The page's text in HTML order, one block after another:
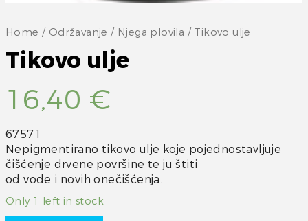
Home / Održavanje / Njega plovila / Tikovo ulje
Tikovo ulje
16,40 €
67571
Nepigmentirano tikovo ulje koje pojednostavljuje
čišćenje drvene površine te ju štiti
od vode i novih onečišćenja.
Only 1 left in stock